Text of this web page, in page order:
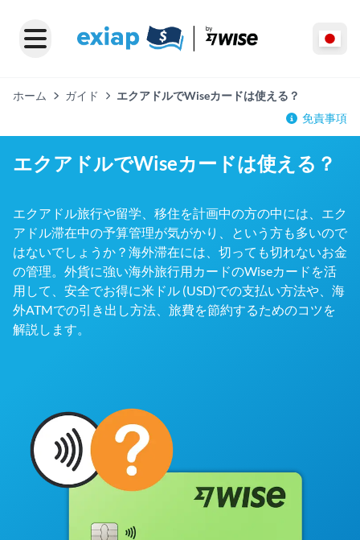
ホーム ガイド
エクアドルでWiseカードは使える？
免責事項
エクアドルでWiseカードは使える？
エクアドル旅行や留学、移住を計画中の方の中には、エク
アドル滞在中の予算管理が気がかり、という方も多いので
はないでしょうか？海外滞在には、切っても切れないお金
の管理。外貨に強い海外旅行用カードのWiseカードを活
用して、安全でお得に米ドル (USD)での支払い方法や、海
外ATMでの引き出し方法、旅費を節約するためのコツを
解説します。